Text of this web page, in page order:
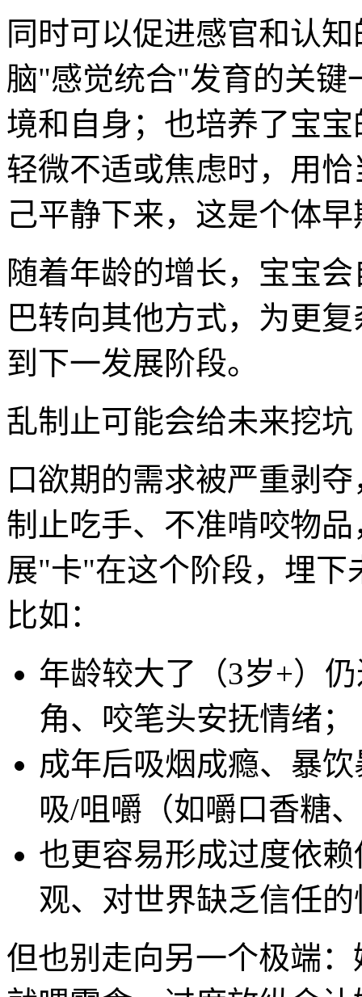
同时可以促进感官和认
脑"感觉统合"发育的关键
境和自身；也培养了宝
轻微不适或焦虑时，用
己平静下来，这是个体
随着年龄的增长，宝宝
巴转向其他方式，为更
到下一发展阶段。
乱制止可能会给未来挖坑
口欲期的需求被严重剥
制止吃手、不准啃咬物
展"卡"在这个阶段，埋下
比如：
年龄较大了（3岁+）
角、咬笔头安抚情绪；
成年后吸烟成瘾、暴
吸/咀嚼（如嚼口香糖
也更容易形成过度依
观、对世界缺乏信任
但也别走向另一个极端